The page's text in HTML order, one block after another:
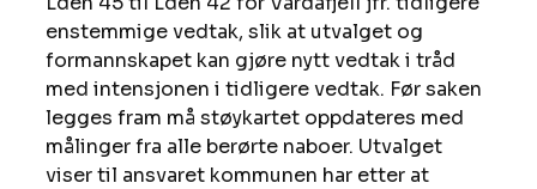
enstemmige vedtak, slik at utvalget og
formannskapet kan gjøre nytt vedtak i tråd
med intensjonen i tidligere vedtak. Før saken
legges fram må støykartet oppdateres med
målinger fra alle berørte naboer. Utvalget
viser til ansvaret kommunen har etter at